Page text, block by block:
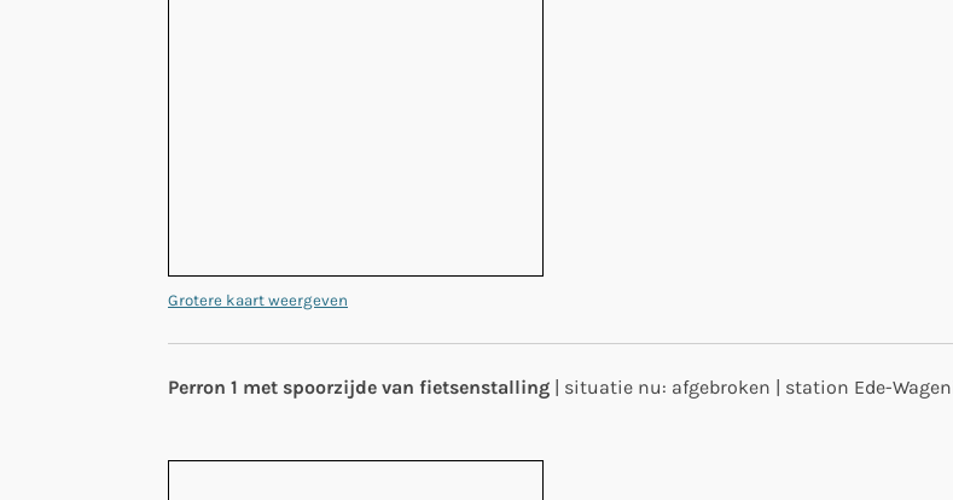
Grotere kaart weergeven
Perron 1 met spoorzijde van fietsenstalling | situatie nu: afgebroken | station Ede-